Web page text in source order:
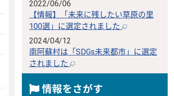
2022/06/06
【情報】「未来に残したい草原の里
100選」に選定されました
2024/04/12
南阿蘇村は「SDGs未来都市」に選定
されました
情報をさがす